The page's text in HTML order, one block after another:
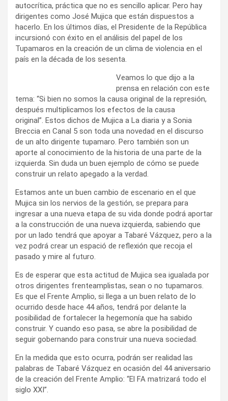
autocrítica, práctica que no es sencillo aplicar. Pero hay
dirigentes como José Mujica que están dispuestos a
hacerlo. En los últimos días, el Presidente de la República
incursionó con éxito en el análisis del papel de los
Tupamaros en la creación de un clima de violencia en el
país en la década de los sesenta.
Veamos lo que dijo a la
prensa en relación con este
tema: “Si bien no somos la causa original de la represión,
después multiplicamos los efectos de la causa
original”. Estos dichos de Mujica a La diaria y a Sonia
Breccia en Canal 5 son toda una novedad en el discurso
de un alto dirigente tupamaro. Pero también son un
aporte al conocimiento de la historia de una parte de la
izquierda. Sin duda un buen ejemplo de cómo se puede
construir un relato apegado a la verdad.
Estamos ante un buen cambio de escenario en el que
Mujica sin los nervios de la gestión, se prepara para
ingresar a una nueva etapa de su vida donde podrá aportar
a la construcción de una nueva izquierda, sabiendo que
por un lado tendrá que apoyar a Tabaré Vázquez, pero a la
vez podrá crear un espació de reflexión que recoja el
pasado y mire al futuro.
Es de esperar que esta actitud de Mujica sea igualada por
otros dirigentes frenteamplistas, sean o no tupamaros.
Es que el Frente Amplio, si llega a un buen relato de lo
ocurrido desde hace 44 años, tendrá por delante la
posibilidad de fortalecer la hegemonía que ha sabido
construir. Y cuando eso pasa, se abre la posibilidad de
seguir gobernando para construir una nueva sociedad.
En la medida que esto ocurra, podrán ser realidad las
palabras de Tabaré Vázquez en ocasión del 44 aniversario
de la creación del Frente Amplio: “El FA matrizará todo el
siglo XXI”.